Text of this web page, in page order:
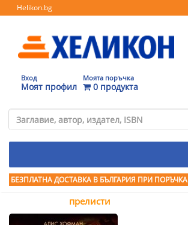
Helikon.bg
Вход
Моят профил
Моята поръчка
0 продукта
БЕЗПЛАТНА ДОСТАВКА В БЪЛГАРИЯ ПРИ ПОРЪЧКА
прелисти